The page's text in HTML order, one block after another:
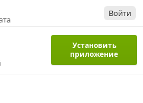
Войти
Установить
приложение